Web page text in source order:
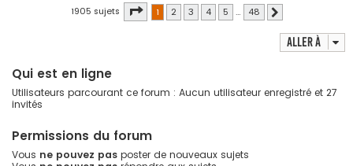
1905 sujets Page 1sur48
1 2 3 4 5 … 48
Aller à
Qui est en ligne
Utilisateurs parcourant ce forum : Aucun utilisateur enregistré et 27
invités
Permissions du forum
Vous ne pouvez pas poster de nouveaux sujets